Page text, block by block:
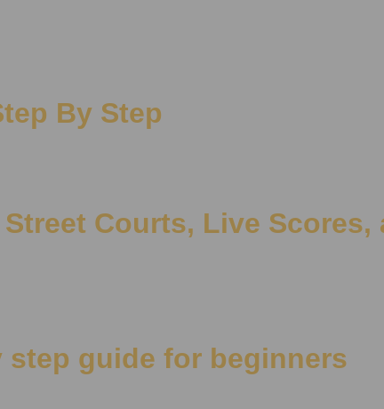
By Step
Courts, Live Scores,
step guide for beginners